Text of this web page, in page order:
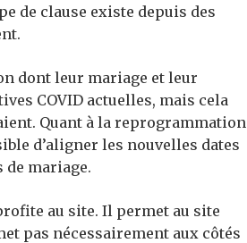
de clause existe depuis des
dont leur mariage et leur
COVID actuelles, mais cela
Quant à la reprogrammation
d’aligner les nouvelles dates
de mariage.
au site. Il permet au site
pas nécessairement aux côtés